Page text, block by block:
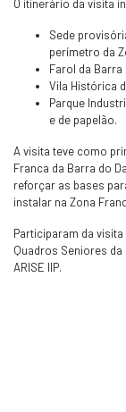
O itinerário da visita
Sede
perímetro da
⁠Farol da Barra
Vila Histórica
Parque
e de papelão.
A visita teve como
Franca da Barra do
reforçar as bases
instalar na Zona
Participaram da
Quadros Seniores da
ARISE IIP.